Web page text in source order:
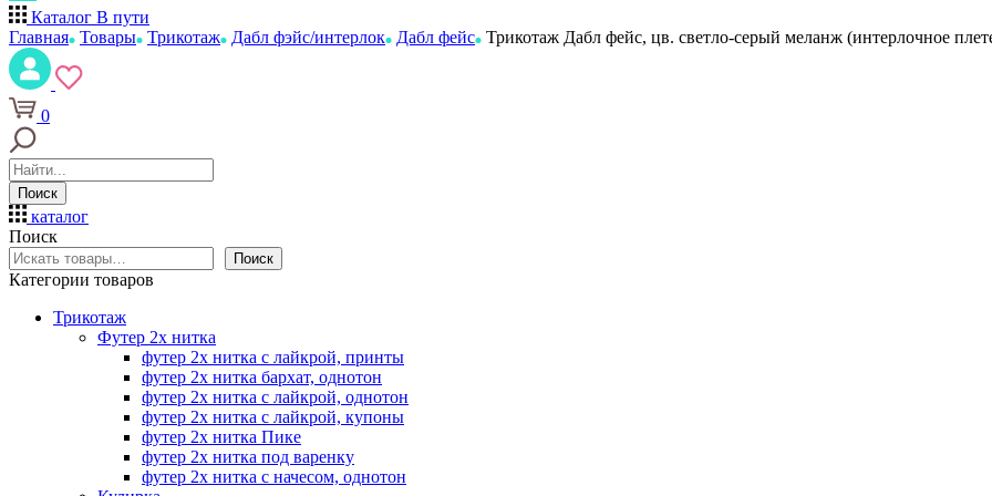
Каталог В пути
Главная Товары Трикотаж Дабл фэйс/интерлок Дабл фейс Трикотаж Дабл фейс, цв. светло-серый меланж (интерлочное
0
Поиск
каталог
Поиск
Поиск
Категории товаров
Трикотаж
Футер 2х нитка
футер 2х нитка с лайкрой, принты
футер 2х нитка бархат, однотон
футер 2х нитка с лайкрой, однотон
футер 2х нитка с лайкрой, купоны
футер 2х нитка Пике
футер 2х нитка под варенку
футер 2х нитка с начесом, однотон